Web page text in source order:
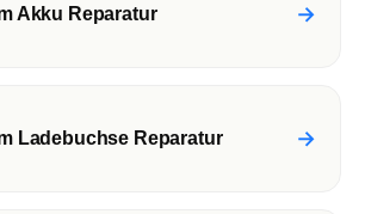
Akku Reparatur →
Ladebuchse Reparatur →